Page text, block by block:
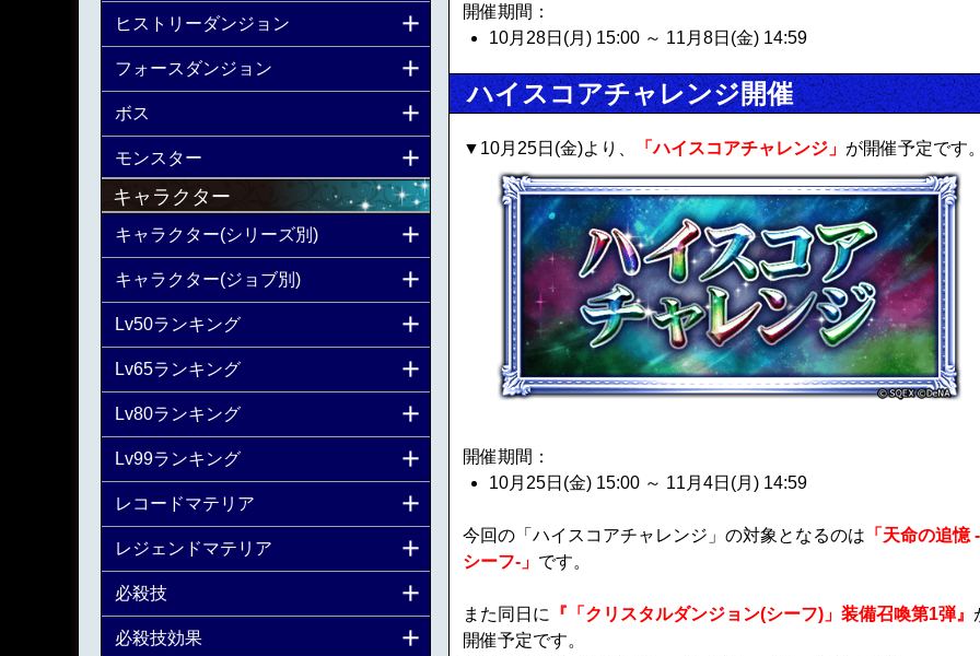
開催期間：
10月28日(月) 15:00 ～ 11月8日(金) 14:59
ハイスコアチャレンジ開催
▼10月25日(金)より、 「ハイスコアチャレンジ」 が開催予定です
開催期間：
10月25日(金) 15:00 ～ 11月4日(月) 14:59
今回の「ハイスコアチャレンジ」の対象となるのは 「天命の追憶 -
シーフ-」 です。
また同日に 『「クリスタルダンジョン(シーフ)」装備召喚第1弾』
開催予定です。
ヒストリーダンジョン
フォースダンジョン
ボス
モンスター
キャラクター
キャラクター(シリーズ別)
キャラクター(ジョブ別)
Lv50ランキング
Lv65ランキング
Lv80ランキング
Lv99ランキング
レコードマテリア
レジェンドマテリア
必殺技
必殺技効果